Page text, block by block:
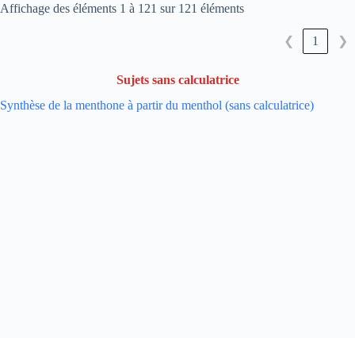
Affichage des éléments 1 à 121 sur 121 éléments
❮ 1 ❯
Sujets sans calculatrice
Synthèse de la menthone à partir du menthol (sans calculatrice)